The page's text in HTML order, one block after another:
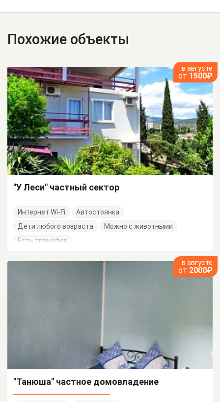
Похожие объекты
в августе
от 1500₽
"У Леси" частный сектор
Интернет Wi-Fi
Автостоянка
Дети любого возраста
Можно с животными
Есть трансфер
в августе
от 2000₽
"Танюша" частное домовладение